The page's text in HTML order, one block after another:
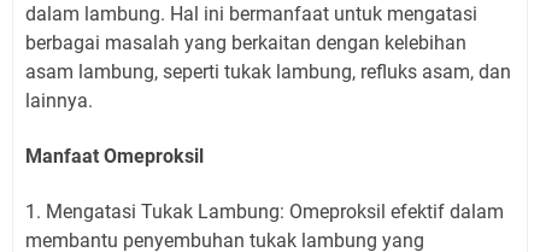
dalam lambung. Hal ini bermanfaat untuk mengatasi
berbagai masalah yang berkaitan dengan kelebihan
asam lambung, seperti tukak lambung, refluks asam, dan
lainnya.
Manfaat Omeproksil
1. Mengatasi Tukak Lambung: Omeproksil efektif dalam
membantu penyembuhan tukak lambung yang